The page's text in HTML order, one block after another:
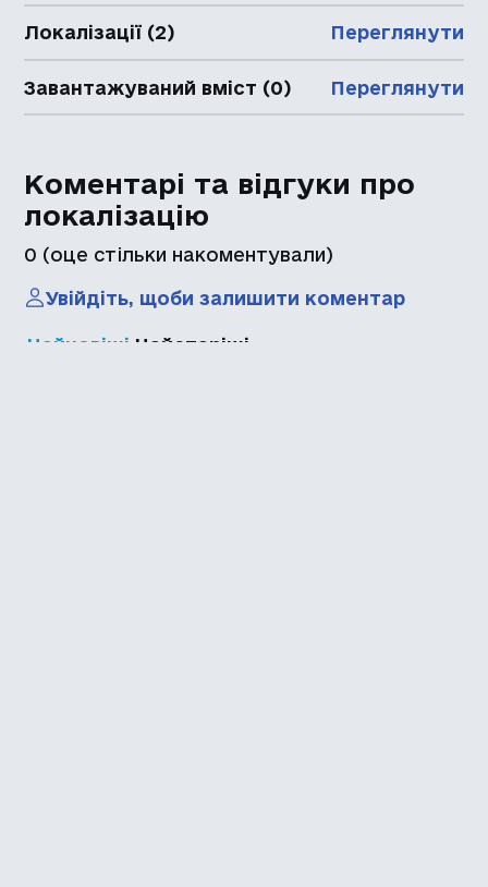
Локалізації (2) Переглянути
Завантажуваний вміст (0) Переглянути
Коментарі та відгуки про
локалізацію
0 (оце стільки накоментували)
Увійдіть, щоби залишити коментар
Найновіші Найстаріші